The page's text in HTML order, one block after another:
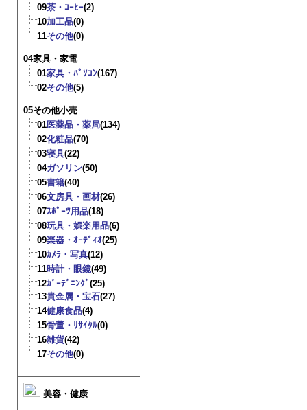
09茶・ｺｰﾋｰ(2)
10加工品(0)
11その他(0)
04家具・家電
01家具・ﾊﾟｿｺﾝ(167)
02その他(5)
05その他小売
01医薬品・薬局(134)
02化粧品(70)
03寝具(22)
04ガソリン(50)
05書籍(40)
06文房具・画材(26)
07ｽﾎﾟｰﾂ用品(18)
08玩具・娯楽用品(6)
09楽器・ｵｰﾃﾞｨｵ(25)
10ｶﾒﾗ・写真(12)
11時計・眼鏡(49)
12ｶﾞｰﾃﾞﾆﾝｸﾞ(25)
13貴金属・宝石(27)
14健康食品(4)
15骨董・ﾘｻｲｸﾙ(0)
16雑貨(42)
17その他(0)
美容・健康